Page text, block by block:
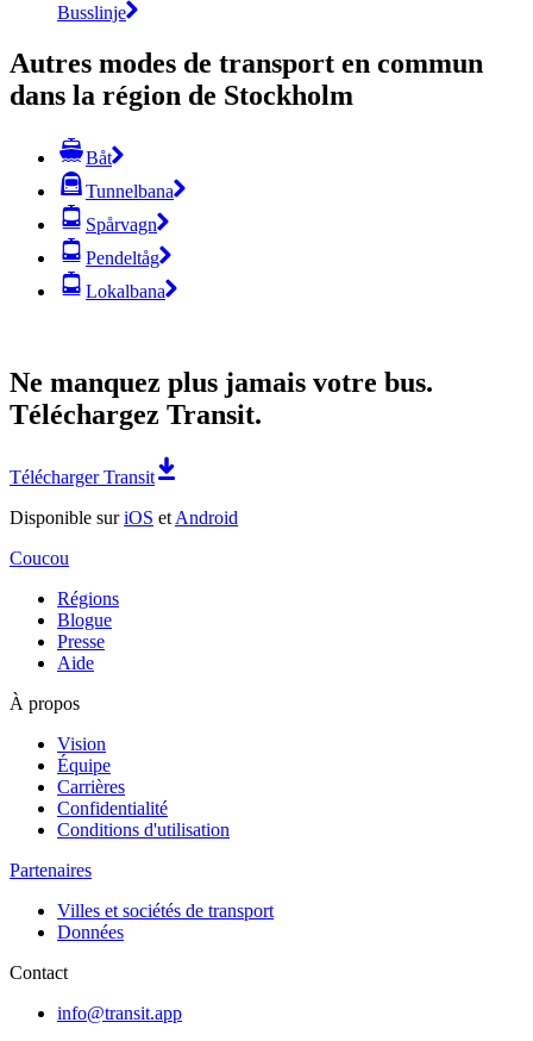
Busslinje
Autres modes de transport en commun
dans la région de Stockholm
Båt
Tunnelbana
Spårvagn
Pendeltåg
Lokalbana
Ne manquez plus jamais votre bus.
Téléchargez Transit.
Télécharger Transit
Disponible suriOS et Android
Coucou
Régions
Blogue
Presse
Aide
À propos
Vision
Équipe
Carrières
Confidentialité
Conditions d'utilisation
Partenaires
Villes et sociétés de transport
Données
Contact
info@transit.app